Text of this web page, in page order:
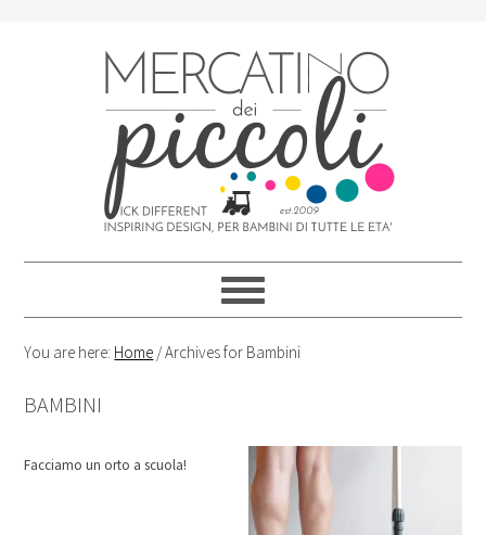
You are here: Home /Archives for Bambini
BAMBINI
Facciamo un orto a scuola!